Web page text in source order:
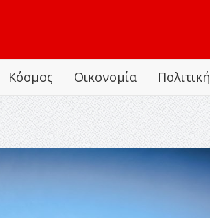
Κόσμος Οικονομία Πολιτική